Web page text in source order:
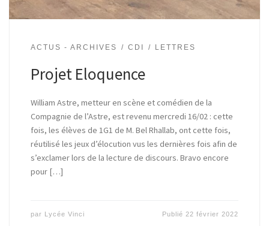
ACTUS - ARCHIVES CDI LETTRES
Projet Eloquence
William Astre, metteur en scène et comédien de la
Compagnie de l’Astre, est revenu mercredi 16/02 : cette
fois, les élèves de 1G1 de M. Bel Rhallab, ont cette fois,
réutilisé les jeux d’élocution vus les dernières fois afin de
s’exclamer lors de la lecture de discours. Bravo encore
pour […]
par Lycée Vinci Publié 22 février 2022